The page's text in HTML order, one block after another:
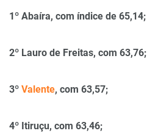
1º Abaíra, com índice de 65,14;
2º Lauro de Freitas, com 63,76;
3º Valente, com 63,57;
4º Itiruçu, com 63,46;